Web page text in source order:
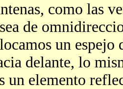
como las
de
un espejo
delante, lo
un elemento